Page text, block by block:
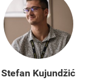
Stefan Kujundžić